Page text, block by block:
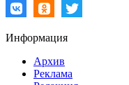
Информация
Архив
Реклама